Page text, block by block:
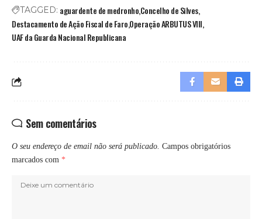
TAGGED: aguardente de medronhoConcelho de Silves
Destacamento de Ação Fiscal de FaroOperação ARBUTUS VIII
UAF da Guarda Nacional Republicana
Sem comentários
O seu endereço de email não será publicado. Campos obrigatórios
marcados com *